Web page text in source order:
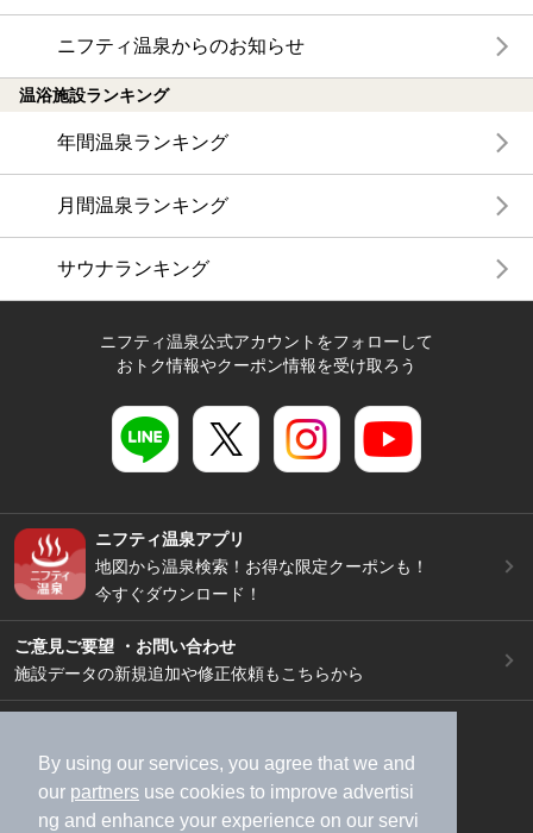
By using our services, you agree that we and
our partners use cookies to improve advertisi
ng and enhance your experience on our servi
ニフティ温泉からのお知らせ
温浴施設ランキング
年間温泉ランキング
月間温泉ランキング
サウナランキング
ニフティ温泉公式アカウントをフォローして
おトク情報やクーポン情報を受け取ろう
ニフティ温泉アプリ
地図から温泉検索！お得な限定クーポンも！
今すぐダウンロード！
ご意見ご要望 ・お問い合わせ
施設データの新規追加や修正依頼もこちらから
加盟店募集（資料請求）
広告出稿のご案内
利用規約
ライフスタイルMEMBERS+規約
特定商取引法に基づく表記
ヘルプ 採用情報